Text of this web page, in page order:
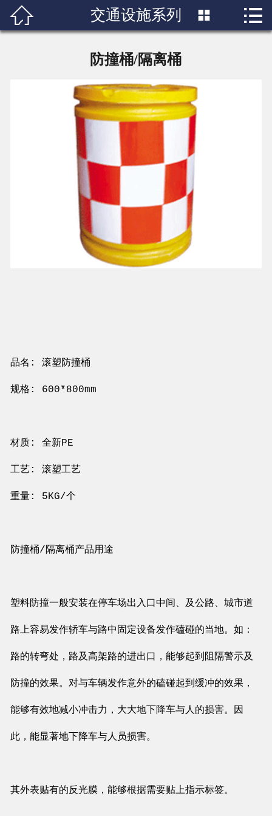
 首页
新闻中心
成功案例
行业知识
人才招聘
联系我们
 交通设施系列  
防撞桶/隔离桶
品名: 滚塑防撞桶
规格: 600*800mm
材质: 全新PE
工艺: 滚塑工艺
重量: 5KG/个
防撞桶/隔离桶产品用途
塑料防撞一般安装在停车场出入口中间、及公路、城市道
路上容易发作轿车与路中固定设备发作磕碰的当地。如：
路的转弯处，路及高架路的进出口，能够起到阻隔警示及
防撞的效果。对与车辆发作意外的磕碰起到缓冲的效果，
能够有效地减小冲击力，大大地下降车与人的损害。因
此，能显著地下降车与人员损害。
其外表贴有的反光膜，能够根据需要贴上指示标签。